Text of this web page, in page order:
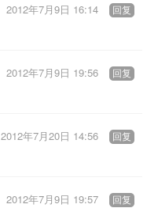
2012年7月9日 16:14 回复
2012年7月9日 19:56 回复
2012年7月20日 14:56 回复
2012年7月9日 19:57 回复